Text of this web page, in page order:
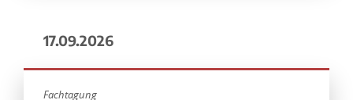
17.09.2026
Fachtagung